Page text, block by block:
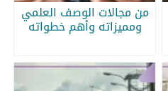
من مجالات الوصف العلمي
ومميزاته وأهم خطواته